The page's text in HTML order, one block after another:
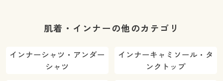
肌着・インナーの他のカテゴリ
インナーシャツ・アンダー
シャツ
インナーキャミソール・タ
ンクトップ